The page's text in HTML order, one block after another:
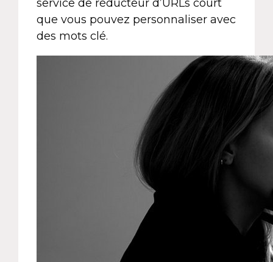
service de réducteur d’URLs court
que vous pouvez personnaliser avec
des mots clé.